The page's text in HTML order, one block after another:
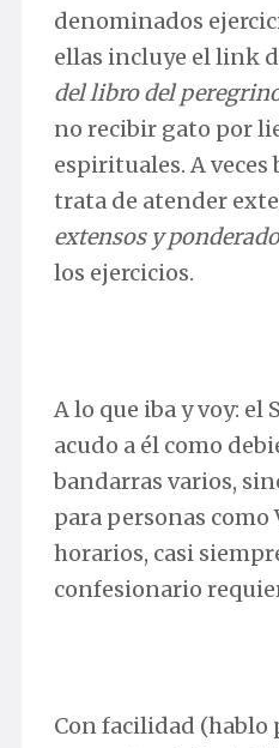
denominados
ellas incluye el link
del libro del
no recibir gato por
espirituales. A
trata de atender
extensos y
los ejercicios.
A lo que iba y voy:
acudo a él como
bandarras varios,
para personas
horarios, casi
confesionario
Con facilidad (hablo